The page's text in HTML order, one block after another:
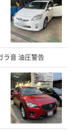
ラ音 油圧警告